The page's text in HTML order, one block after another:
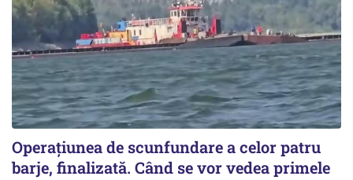
Operațiunea de scunfundare a celor patru
barje, finalizată. Când se vor vedea primele